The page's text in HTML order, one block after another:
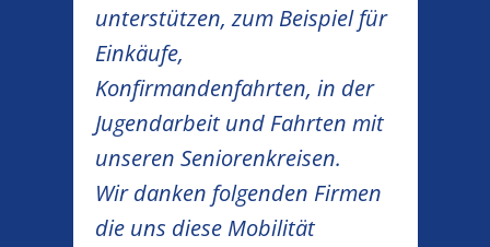
unterstützen, zum Beispiel für
Einkäufe,
Konfirmandenfahrten, in der
Jugendarbeit und Fahrten mit
unseren Seniorenkreisen.
Wir danken folgenden Firmen
die uns diese Mobilität